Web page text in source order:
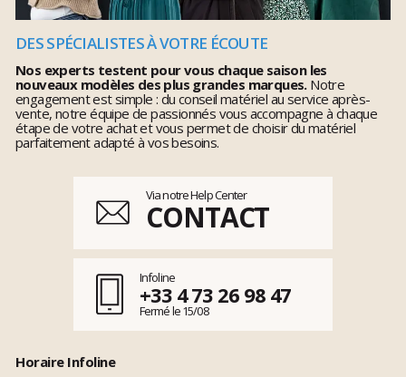
DES SPÉCIALISTES À VOTRE ÉCOUTE
Nos experts testent pour vous chaque saison les
nouveaux modèles des plus grandes marques.Notre
engagement est simple : du conseil matériel au service après-
vente, notre équipe de passionnés vous accompagne à chaque
étape de votre achat et vous permet de choisir du matériel
parfaitement adapté à vos besoins.
Via notre Help Center
CONTACT
Infoline
+33 4 73 26 98 47
Fermé le 15/08
Horaire Infoline